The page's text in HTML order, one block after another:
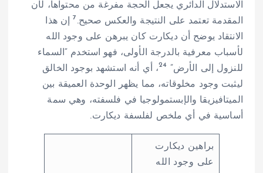
الاستدلال الدائري يجعل الحجة مفرغة من محتواها، لأن
المقدمة تعتمد على النتيجة والعكس صحيح. 7إن هذا
الانتقاد يوضح أن ديكارت كان يبرهن على وجود الله
لأسباب معرفية بالدرجة الأولى، فهو استخدم “السماء
للنزول إلى الأرض” 24، أي أنه استشهد بوجود الخالق
ليثبت وجود مخلوقاته، مما يظهر الوحدة العميقة بين
الميتافيزيقا والإبستمولوجيا في فلسفته، وهي سمة
أساسية في أي ملخص لفلسفة ديكارت.
براهين ديكارت
على وجود الله